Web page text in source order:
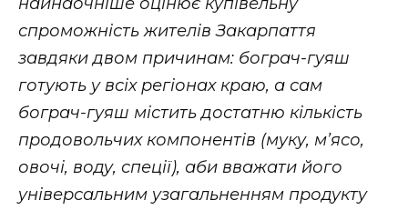
спроможність жителів Закарпаття
завдяки двом причинам: бограч-гуяш
готують у всіх регіонах краю, а сам
бограч-гуяш містить достатню кількість
продовольчих компонентів (муку, м’ясо,
овочі, воду, спеції), аби вважати його
універсальним узагальненням продукту